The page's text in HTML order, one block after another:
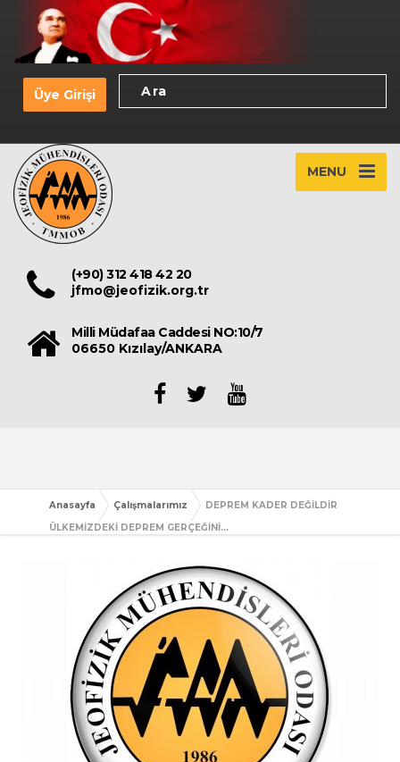
Üye Girişi
MENU
(+90) 312 418 42 20
jfmo@jeofizik.org.tr
Milli Müdafaa Caddesi NO:10/7
06650 Kızılay/ANKARA
Anasayfa Çalışmalarımız
DEPREM KADER DEĞİLDİR
ÜLKEMİZDEKİ DEPREM GERÇEĞİNİ...